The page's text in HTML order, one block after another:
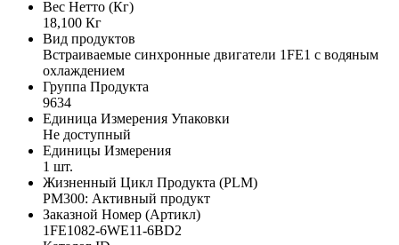
Вес Нетто (Кг)
18,100 Кг
Вид продуктов
Встраиваемые синхронные двигатели 1FE1 с водяным
охлаждением
Группа Продукта
9634
Единица Измерения Упаковки
Не доступный
Единицы Измерения
1 шт.
Жизненный Цикл Продукта (PLM)
PM300: Активный продукт
Заказной Номер (Артикл)
1FE1082-6WE11-6BD2